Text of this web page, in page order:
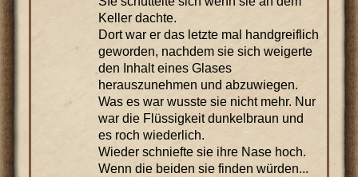
Keller dachte.
Dort war er das letzte mal handgreiflich
geworden, nachdem sie sich weigerte
den Inhalt eines Glases
herauszunehmen und abzuwiegen.
Was es war wusste sie nicht mehr. Nur
war die Flüssigkeit dunkelbraun und
es roch wiederlich.
Wieder schniefte sie ihre Nase hoch.
Wenn die beiden sie finden würden...